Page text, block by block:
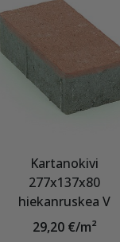
Kartanokivi
277x137x80
hiekanruskea V
29,20 €/m²